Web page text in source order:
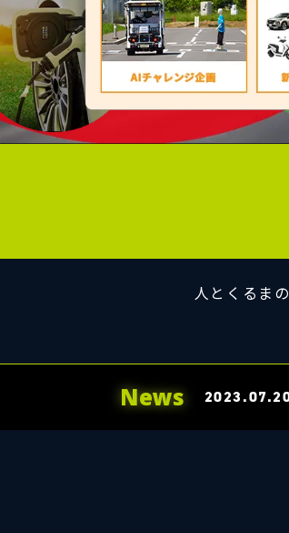
人とくるま
News